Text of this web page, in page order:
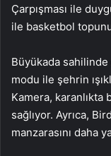
Çarpışması ile
ile basketbol
Büyükada sahilinde
modu ile şehrin
Kamera,
sağlıyor. Ayrıca,
manzarasını daha